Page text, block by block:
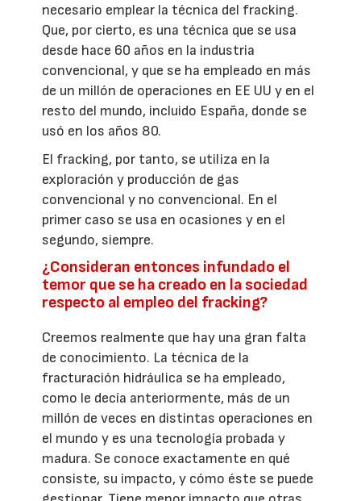
necesario emplear la técnica del fracking.
Que, por cierto, es una técnica que se usa
desde hace 60 años en la industria
convencional, y que se ha empleado en más
de un millón de operaciones en EE UU y en el
resto del mundo, incluido España, donde se
usó en los años 80.
El fracking, por tanto, se utiliza en la
exploración y producción de gas
convencional y no convencional. En el
primer caso se usa en ocasiones y en el
segundo, siempre.
¿Consideran entonces infundado el
temor que se ha creado en la sociedad
respecto al empleo del fracking?
Creemos realmente que hay una gran falta
de conocimiento. La técnica de la
fracturación hidráulica se ha empleado,
como le decía anteriormente, más de un
millón de veces en distintas operaciones en
el mundo y es una tecnología probada y
madura. Se conoce exactamente en qué
consiste, su impacto, y cómo éste se puede